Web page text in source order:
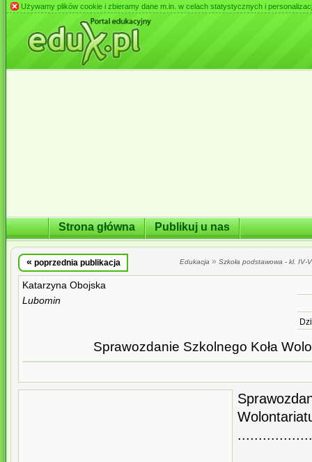
Używamy plików cookie i zbieramy dane m.in. w celach statystycznych i
Strona główna Publikuj u nas
« poprzednia publikacja Edukacja » Szkoła podstawowa - kl. IV-
Katarzyna Obojska
Lubomin
Sprawozdanie Szkolnego Koła